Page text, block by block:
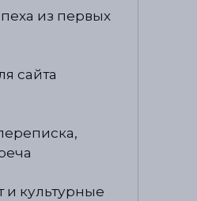
из первых
сайта
и культурные